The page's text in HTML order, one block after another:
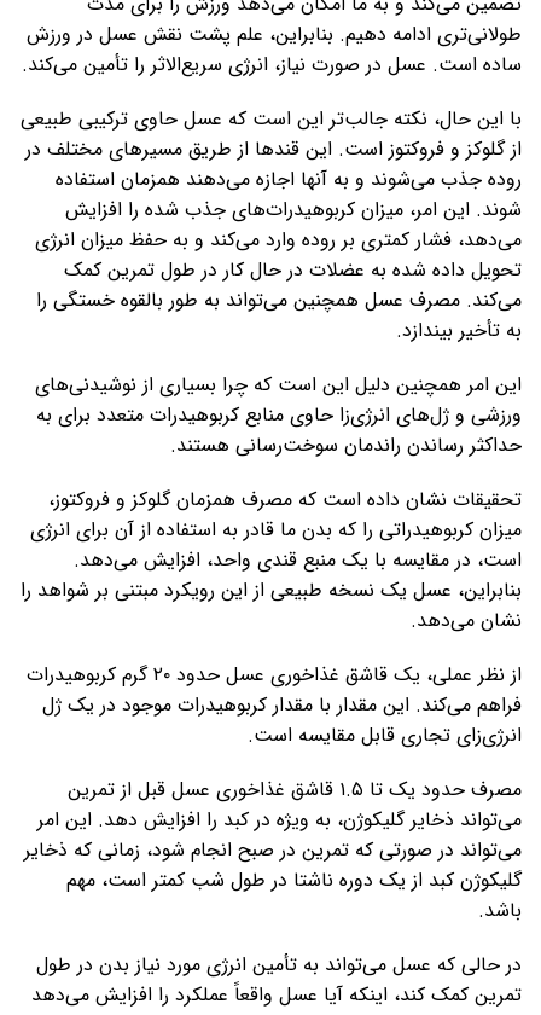
طولانی‌تری ادامه دهیم. بنابراین، علم پشت نقش عسل در ورزش
ساده است. عسل در صورت نیاز، انرژی سریع‌الاثر را تأمین می‌کند.
با این حال، نکته جالب‌تر این است که عسل حاوی ترکیبی طبیعی
از گلوکز و فروکتوز است. این قندها از طریق مسیرهای مختلف در
روده جذب می‌شوند و به آنها اجازه می‌دهند همزمان استفاده
شوند. این امر، میزان کربوهیدرات‌های جذب شده را افزایش
می‌دهد، فشار کمتری بر روده وارد می‌کند و به حفظ میزان انرژی
تحویل داده شده به عضلات در حال کار در طول تمرین کمک
می‌کند. مصرف عسل همچنین می‌تواند به طور بالقوه خستگی را
به تأخیر بیندازد.
این امر همچنین دلیل این است که چرا بسیاری از نوشیدنی‌های
ورزشی و ژل‌های انرژی‌زا حاوی منابع کربوهیدرات متعدد برای به
حداکثر رساندن راندمان سوخت‌رسانی هستند.
تحقیقات نشان داده است که مصرف همزمان گلوکز و فروکتوز،
میزان کربوهیدراتی را که بدن ما قادر به استفاده از آن برای انرژی
است، در مقایسه با یک منبع قندی واحد، افزایش می‌دهد.
بنابراین، عسل یک نسخه طبیعی از این رویکرد مبتنی بر شواهد را
نشان می‌دهد.
از نظر عملی، یک قاشق غذاخوری عسل حدود ۲۰ گرم کربوهیدرات
فراهم می‌کند. این مقدار با مقدار کربوهیدرات موجود در یک ژل
انرژی‌زای تجاری قابل مقایسه است.
مصرف حدود یک تا ۱.۵ قاشق غذاخوری عسل قبل از تمرین
می‌تواند ذخایر گلیکوژن، به ویژه در کبد را افزایش دهد. این امر
می‌تواند در صورتی که تمرین در صبح انجام شود، زمانی که ذخایر
گلیکوژن کبد از یک دوره ناشتا در طول شب کمتر است، مهم
باشد.
در حالی که عسل می‌تواند به تأمین انرژی مورد نیاز بدن در طول
تمرین کمک کند، اینکه آیا عسل واقعاً عملکرد را افزایش می‌دهد